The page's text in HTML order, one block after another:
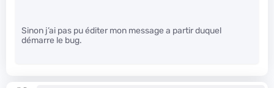
Sinon j’ai pas pu éditer mon message a partir duquel
démarre le bug.